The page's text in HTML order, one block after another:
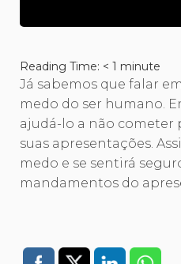
Reading Time: < 1 minute
Já sabemos que falar
medo do ser humano.
ajudá-lo a não cometer
suas apresentações.
medo e se sentirá
mandamentos do